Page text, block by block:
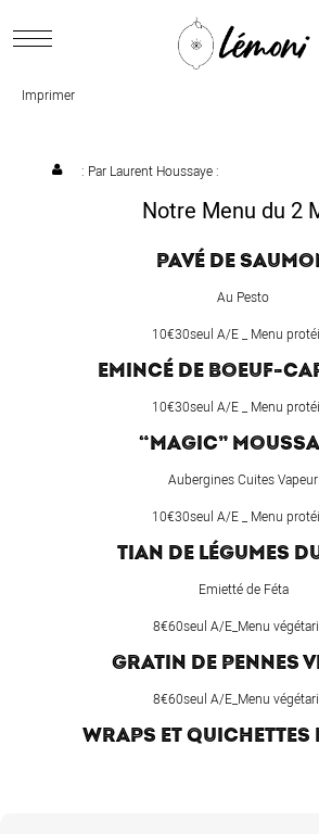
CONCEPT
SALADES & BUFFETS
TRAITEUR
CONTACTEZ-NOUS !
Imprimer
: Par Laurent Houssaye:
Notre Menu du 2
PAVÉ DE
Au Pesto
10€30seul A/E _ Menu
EMINCÉ DE BOEUF-
10€30seul A/E _ Menu
“MAGIC”
Aubergines Cuites Vapeur
10€30seul A/E _ Menu
TIAN DE LÉGUMES
Emietté de Féta
8€60seul A/E_Menu
GRATIN DE PENNES
8€60seul A/E_Menu
WRAPS ET QUICHETTES